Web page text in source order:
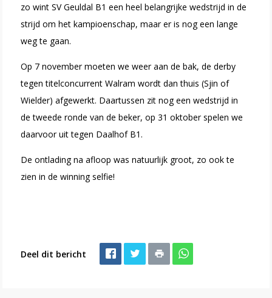
zo wint SV Geuldal B1 een heel belangrijke wedstrijd in de
strijd om het kampioenschap, maar er is nog een lange
weg te gaan.
Op 7 november moeten we weer aan de bak, de derby
tegen titelconcurrent Walram wordt dan thuis (Sjin of
Wielder) afgewerkt. Daartussen zit nog een wedstrijd in
de tweede ronde van de beker, op 31 oktober spelen we
daarvoor uit tegen Daalhof B1.
De ontlading na afloop was natuurlijk groot, zo ook te
zien in de winning selfie!
Deel dit bericht